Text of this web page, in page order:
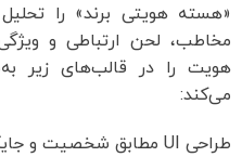
«هسته هویتی برند» را
مخاطب، لحن ارتباطی و
هویت را در قالب‌های زیر
می‌کند:
طراحی UI مطابق شخصیت و جایگاه برند